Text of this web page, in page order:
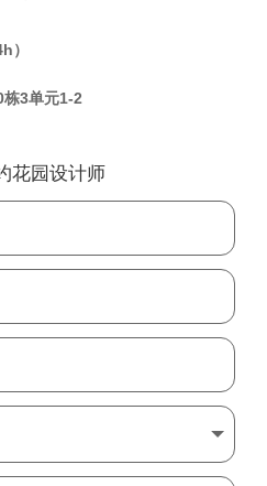
）
栋3单元1-2
花园设计师